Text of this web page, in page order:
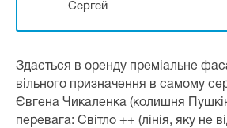
Сергей
Здається в оренду преміальне
вільного призначення в самому
Євгена Чикаленка (колишня
перевага: Світло ++ (лінія, яку не